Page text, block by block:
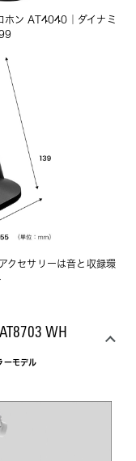
ホン AT4040
ダイナミ
クセサリーは音と収録環
WH
ーモデル